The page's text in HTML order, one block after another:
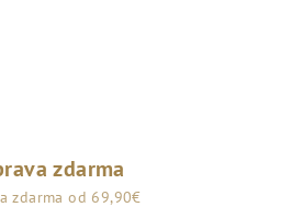
zdarma
zdarma od 69,90€